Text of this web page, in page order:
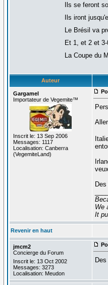
Ils se feront
Ils iront
Le Brésil va
Et 1, et 2 et
La Coupe du
Auteur
Gargamel
Importateur de Vegemite™
Inscrit le: 13 Sep 2006
Messages: 1117
Localisation: Canberra
(VegemiteLand)
We
It
Revenir en haut
jmcm2
Concierge du Forum
Inscrit le: 13 Oct 2002
Messages: 3273
Localisation: Meudon